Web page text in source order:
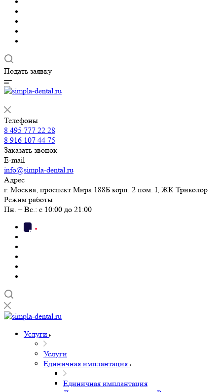
Подать заявку
Телефоны
8 495 777 22 28
8 916 107 44 75
Заказать звонок
E-mail
info@simpla-dental.ru
Адрес
г. Москва, проспект Мира 188Б корп. 2 пом. I, ЖК Триколор
Режим работы
Пн. – Вс.: с 10:00 до 21:00
Услуги
Услуги
Единичная имплантация
Единичная имплантация